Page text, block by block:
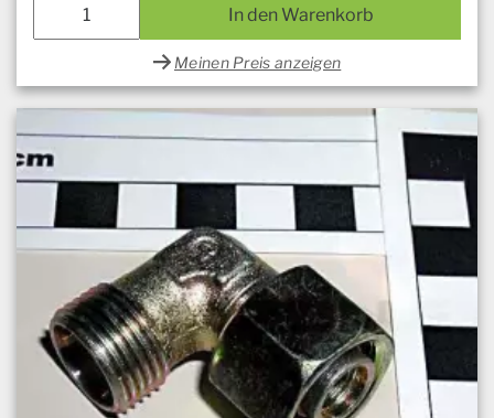
In den Warenkorb
Meinen Preis anzeigen